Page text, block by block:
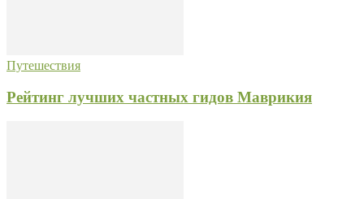
Путешествия
Рейтинг лучших частных гидов Маврикия